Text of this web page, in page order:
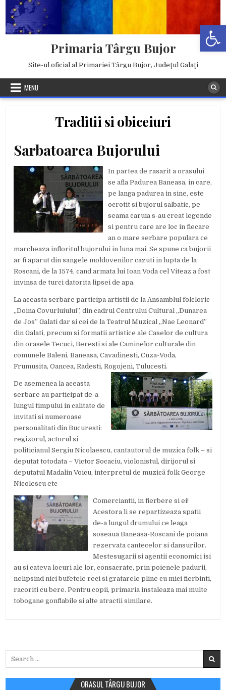
content
Primaria Târgu Bujor
Site-ul oficial al Primariei Târgu Bujor, Judeţul Galaţi
MENU
Traditii si obiceiuri
Sarbatoarea Bujorului
In partea de rasarit a orasului
se afla Padurea Baneasa, in care,
pe langa padurea in sine, este
ocrotit si bujorul salbatic, pe
seama caruia s-au creat legende
si pentru care are loc in fiecare
an o mare serbare populara ce
marcheaza infloritul bujorului in luna mai. Se spune ca bujorii
ar fi aparut din sangele moldovenilor cazuti in lupta de la
Roscani, de la 1574, cand armata lui Ioan Voda cel Viteaz a fost
invinsa de turci datorita lipsei de apa.
La aceasta serbare participa artistii de la Ansamblul folcloric
„Doina Covurluiului”, din cadrul Centrului Cultural „Dunarea
de Jos” Galati dar si cei de la Teatrul Muzical „Nae Leonard”
din Galati, precum si formatii artistice ale Caselor de cultura
din orasele Tecuci, Beresti si ale Caminelor culturale din
comunele Baleni, Baneasa, Cavadinesti, Cuza-Voda,
Frumusita, Oancea, Radesti, Rogojeni, Tulucesti.
De asemenea la aceasta
serbare au participat de-a
lungul timpului in calitate de
invitati si numeroase
personalitati din Bucuresti:
regizorul, actorul si
politicianul Sergiu Nicolaescu, cantautorul de muzica folk – si
deputat totodata – Victor Socaciu, violonistul, dirijorul si
deputatul Madalin Voicu, interpretul de muzică folk George
Nicolescu etc
Comerciantii, in fierbere si ei!
Acestora li se repartizeaza spatii
de-a lungul drumului ce leaga
soseaua Baneasa-Roscani de poiana
rezervata cantecelor si dansurilor.
Mestesugarii si agentii economici isi
au si cateva locuri ale lor, consacrate, prin poienele padurii,
nelipsind nici bufetele reci si gratarele pline cu mici fierbinti,
racoriti cu bere. Pentru copii, primaria instaleaza mai multe
tobogane gonflabile si alte atractii similare.
ORASUL TÂRGU BUJOR